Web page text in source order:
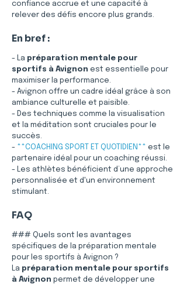
confiance accrue et une capacité à
relever des défis encore plus grands.
En bref :
- La préparation mentale pour
sportifs à Avignon est essentielle pour
maximiser la performance.
- Avignon offre un cadre idéal grâce à son
ambiance culturelle et paisible.
- Des techniques comme la visualisation
et la méditation sont cruciales pour le
succès.
- **COACHING SPORT ET QUOTIDIEN** est le
partenaire idéal pour un coaching réussi.
- Les athlètes bénéficient d’une approche
personnalisée et d'un environnement
stimulant.
FAQ
### Quels sont les avantages
spécifiques de la préparation mentale
pour les sportifs à Avignon ?
La préparation mentale pour sportifs
à Avignon permet de développer une